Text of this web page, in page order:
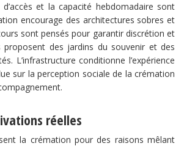
et la capacité hebdomadaire sont
encourage des architectures sobres et
sont pensés pour garantir discrétion et
proposent des jardins du souvenir et des
L’infrastructure conditionne l’expérience
sur la perception sociale de la crémation
réelles
la crémation pour des raisons mêlant